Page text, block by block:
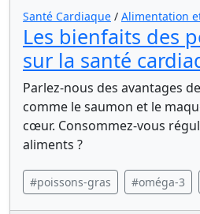
Santé Cardiaque / Alimentation
Les bienfaits des
sur la santé
Parlez-nous des avantages
comme le saumon et le
cœur. Consommez-vous
aliments ?
#poissons-gras #oméga-3